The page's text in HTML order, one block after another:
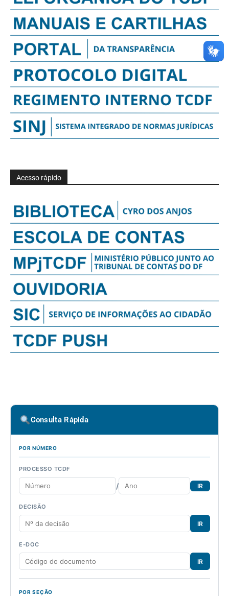
Acesso rápido
Consulta Rápida
POR NÚMERO
PROCESSO TCDF
/ IR
DECISÃO
IR
E-DOC
IR
POR SEÇÃO